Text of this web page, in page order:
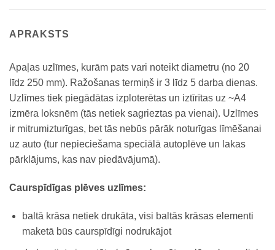
APRAKSTS
Apaļas uzlīmes, kurām pats vari noteikt diametru (no 20
līdz 250 mm). Ražošanas termiņš ir 3 līdz 5 darba dienas.
Uzlīmes tiek piegādātas izploterētas un iztīrītas uz ~A4
izmēra loksnēm (tās netiek sagrieztas pa vienai). Uzlīmes
ir mitrumizturīgas, bet tās nebūs pārāk noturīgas līmēšanai
uz auto (tur nepieciešama speciālā autoplēve un lakas
pārklājums, kas nav piedāvājumā).
Caurspīdīgas plēves uzlīmes:
baltā krāsa netiek drukāta, visi baltās krāsas elementi
maketā būs caurspīdīgi nodrukājot